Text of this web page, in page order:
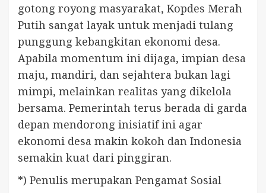
gotong royong masyarakat, Kopdes Merah
Putih sangat layak untuk menjadi tulang
punggung kebangkitan ekonomi desa.
Apabila momentum ini dijaga, impian desa
maju, mandiri, dan sejahtera bukan lagi
mimpi, melainkan realitas yang dikelola
bersama. Pemerintah terus berada di garda
depan mendorong inisiatif ini agar
ekonomi desa makin kokoh dan Indonesia
semakin kuat dari pinggiran.
*) Penulis merupakan Pengamat Sosial